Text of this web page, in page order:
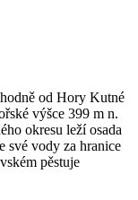
od Hory Kutné
výšce 399 m n.
okresu leží osada
své vody za hranice
pěstuje